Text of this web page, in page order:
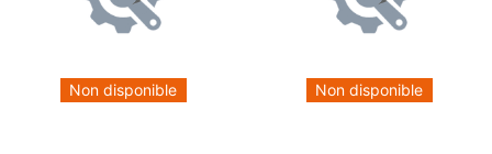
Non disponible Non disponible